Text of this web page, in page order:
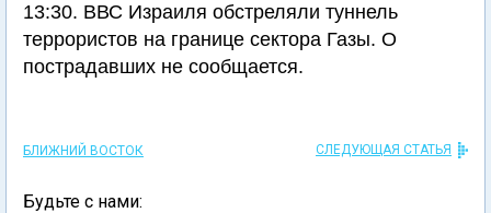
13:30. ВВС Израиля обстреляли туннель
террористов на границе сектора Газы. О
пострадавших не сообщается.
БЛИЖНИЙ ВОСТОК СЛЕДУЮЩАЯ СТАТЬЯ
Будьте с нами: